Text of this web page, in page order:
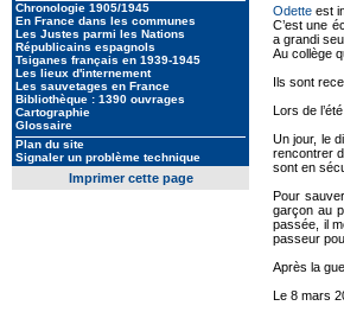
Chronologie 1905/1945
En France dans les communes
Les Justes parmi les Nations
Républicains espagnols
Tsiganes français en 1939-1945
Les lieux d'internement
Les sauvetages en France
Bibliothèque : 1390 ouvrages
Cartographie
Glossaire
Plan du site
Signaler un problème technique
Imprimer cette page
Odette est
C’est une
a grandi
Au collège
Ils sont
Lors de
Un jour, le
rencontrer
sont en
Pour
garçon au
passée, il
passeur
Après la
Le 8 mars